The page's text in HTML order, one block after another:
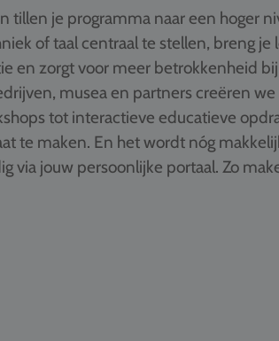
tillen je programma naar een hoger
of taal centraal te stellen, breng
en zorgt voor meer betrokkenheid
musea en partners creëren
tot interactieve educatieve
te maken. En het wordt nóg
via jouw persoonlijke portaal. Zo